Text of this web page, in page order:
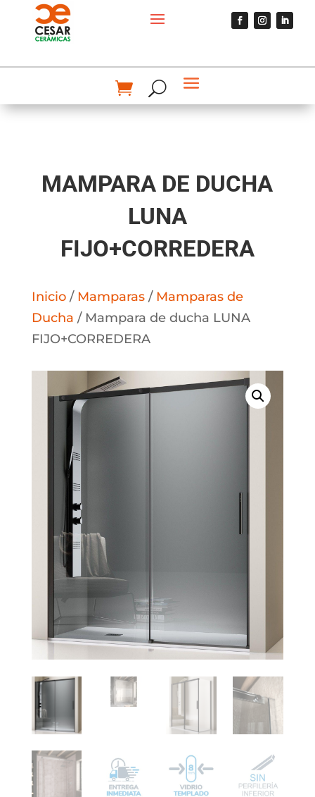
MAMPARA DE DUCHA
LUNA
FIJO+CORREDERA
Inicio/ Mamparas/ Mamparas de
Ducha / Mampara de ducha LUNA
FIJO+CORREDERA